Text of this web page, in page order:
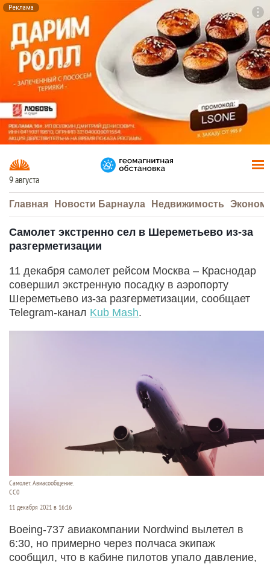
Реклама
9 августа
Главная Новости Барнаула Недвижимость
Самолет экстренно сел в Шереметьево из-за
разгерметизации
11 декабря самолет рейсом Москва – Краснодар
совершил экстренную посадку в аэропорту
Шереметьево из-за разгерметизации, сообщает
Telegram-канал Kub Mash.
Самолет. Авиасообщение.
CC0
11 декабря 2021 в 16:16
Boeing-737 авиакомпании Nordwind вылетел в
6:30, но примерно через полчаса экипаж
сообщил, что в кабине пилотов упало давление,